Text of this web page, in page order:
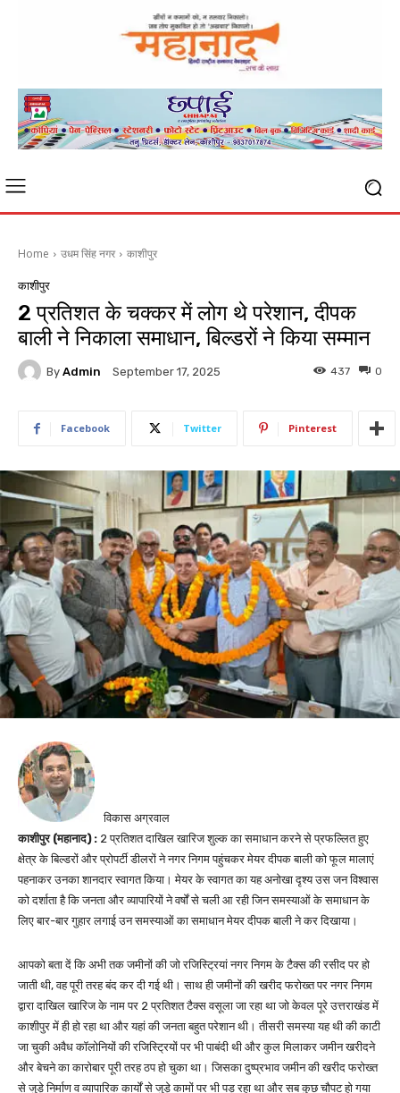
Home उधम सिंह नगर काशीपुर
काशीपुर
2 प्रतिशत के चक्कर में लोग थे परेशान, दीपक
बाली ने निकाला समाधान, बिल्डरों ने किया सम्मान
By Admin September 17, 2025 0
437
Facebook Twitter Pinterest
विकास अग्रवाल
काशीपुर (महानाद) : 2 प्रतिशत दाखिल खारिज शुल्क का समाधान करने से प्रफल्लित हुए
क्षेत्र के बिल्डरों और प्रोपर्टी डीलरों ने नगर निगम पहुंचकर मेयर दीपक बाली को फूल मालाएं
पहनाकर उनका शानदार स्वागत किया। मेयर के स्वागत का यह अनोखा दृश्य उस जन विश्वास
को दर्शाता है कि जनता और व्यापारियों ने वर्षों से चली आ रही जिन समस्याओं के समाधान के
लिए बार-बार गुहार लगाई उन समस्याओं का समाधान मेयर दीपक बाली ने कर दिखाया।
आपको बता दें कि अभी तक जमीनों की जो रजिस्ट्रियां नगर निगम के टैक्स की रसीद पर हो
जाती थी, वह पूरी तरह बंद कर दी गई थी। साथ ही जमीनों की खरीद फरोख्त पर नगर निगम
द्वारा दाखिल खारिज के नाम पर 2 प्रतिशत टैक्स वसूला जा रहा था जो केवल पूरे उत्तराखंड में
काशीपुर में ही हो रहा था और यहां की जनता बहुत परेशान थी। तीसरी समस्या यह थी की काटी
जा चुकी अवैध कॉलोनियों की रजिस्ट्रियों पर भी पाबंदी थी और कुल मिलाकर जमीन खरीदने
और बेचने का कारोबार पूरी तरह ठप हो चुका था। जिसका दुष्प्रभाव जमीन की खरीद फरोख्त
से जुड़े निर्माण व व्यापारिक कार्यों से जुड़े कामों पर भी पड़ रहा था और सब कुछ चौपट हो गया